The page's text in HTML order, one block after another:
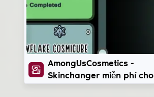
AmongUsCosmetics
AmongUsCosmetics -
Skinchanger miễn phí cho